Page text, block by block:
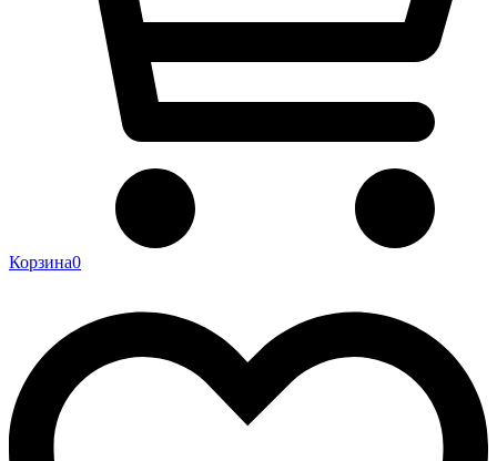
Корзина0